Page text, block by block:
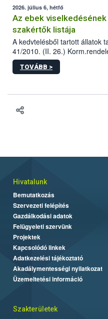
2026. július 6, hétfő
Az ebek
szakértők listája
A kedvtelésből tartott állatok
41/2010. (II. 26.)
sérülés, illetve ennek
hatósági feladatokat,
TOVÁBB >
Hivatalunk
Bemutatkozás
Szervezeti felépítés
Gazdálkodási adatok
Felügyeleti szervünk
Projektek
Kapcsolódó linkek
Adatkezelési tájékoztató
Akadálymentességi nyilatkozat
Üzemeltetési információ
Szakterületek